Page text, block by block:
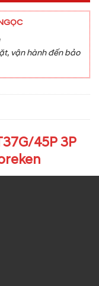
vận hành đến bảo
45P 3P